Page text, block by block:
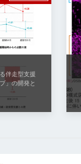
伴走型支援
」の開発と